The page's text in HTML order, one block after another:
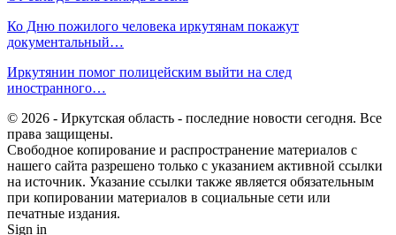
Ко Дню пожилого человека иркутянам покажут
документальный…
Иркутянин помог полицейским выйти на след
иностранного…
© 2026 - Иркутская область - последние новости сегодня. Все
права защищены.
Свободное копирование и распространение материалов с
нашего сайта разрешено только с указанием активной ссылки
на источник. Указание ссылки также является обязательным
при копировании материалов в социальные сети или
печатные издания.
Sign in